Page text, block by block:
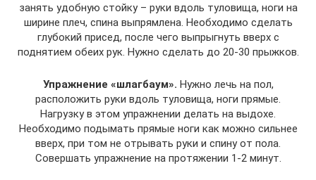
занять удобную стойку – руки вдоль туловища, ноги на
ширине плеч, спина выпрямлена. Необходимо сделать
глубокий присед, после чего выпрыгнуть вверх с
поднятием обеих рук. Нужно сделать до 20-30 прыжков.
Упражнение «шлагбаум». Нужно лечь на пол,
расположить руки вдоль туловища, ноги прямые.
Нагрузку в этом упражнении делать на выдохе.
Необходимо подымать прямые ноги как можно сильнее
вверх, при том не отрывать руки и спину от пола.
Совершать упражнение на протяжении 1-2 минут.